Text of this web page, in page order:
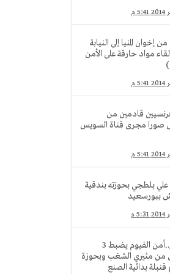
إحالة 5 من إخوان المنيا إلى النيابة
مواد حارقة على الأمن
قادمين من
صورا مجرى قناة السويس
بلطجي بحوزته بندقية
ببورسعيد
بالصور..أمن الفيوم يضبط 3
من مثيري الشغب وبحوزة
بدائية الصنع